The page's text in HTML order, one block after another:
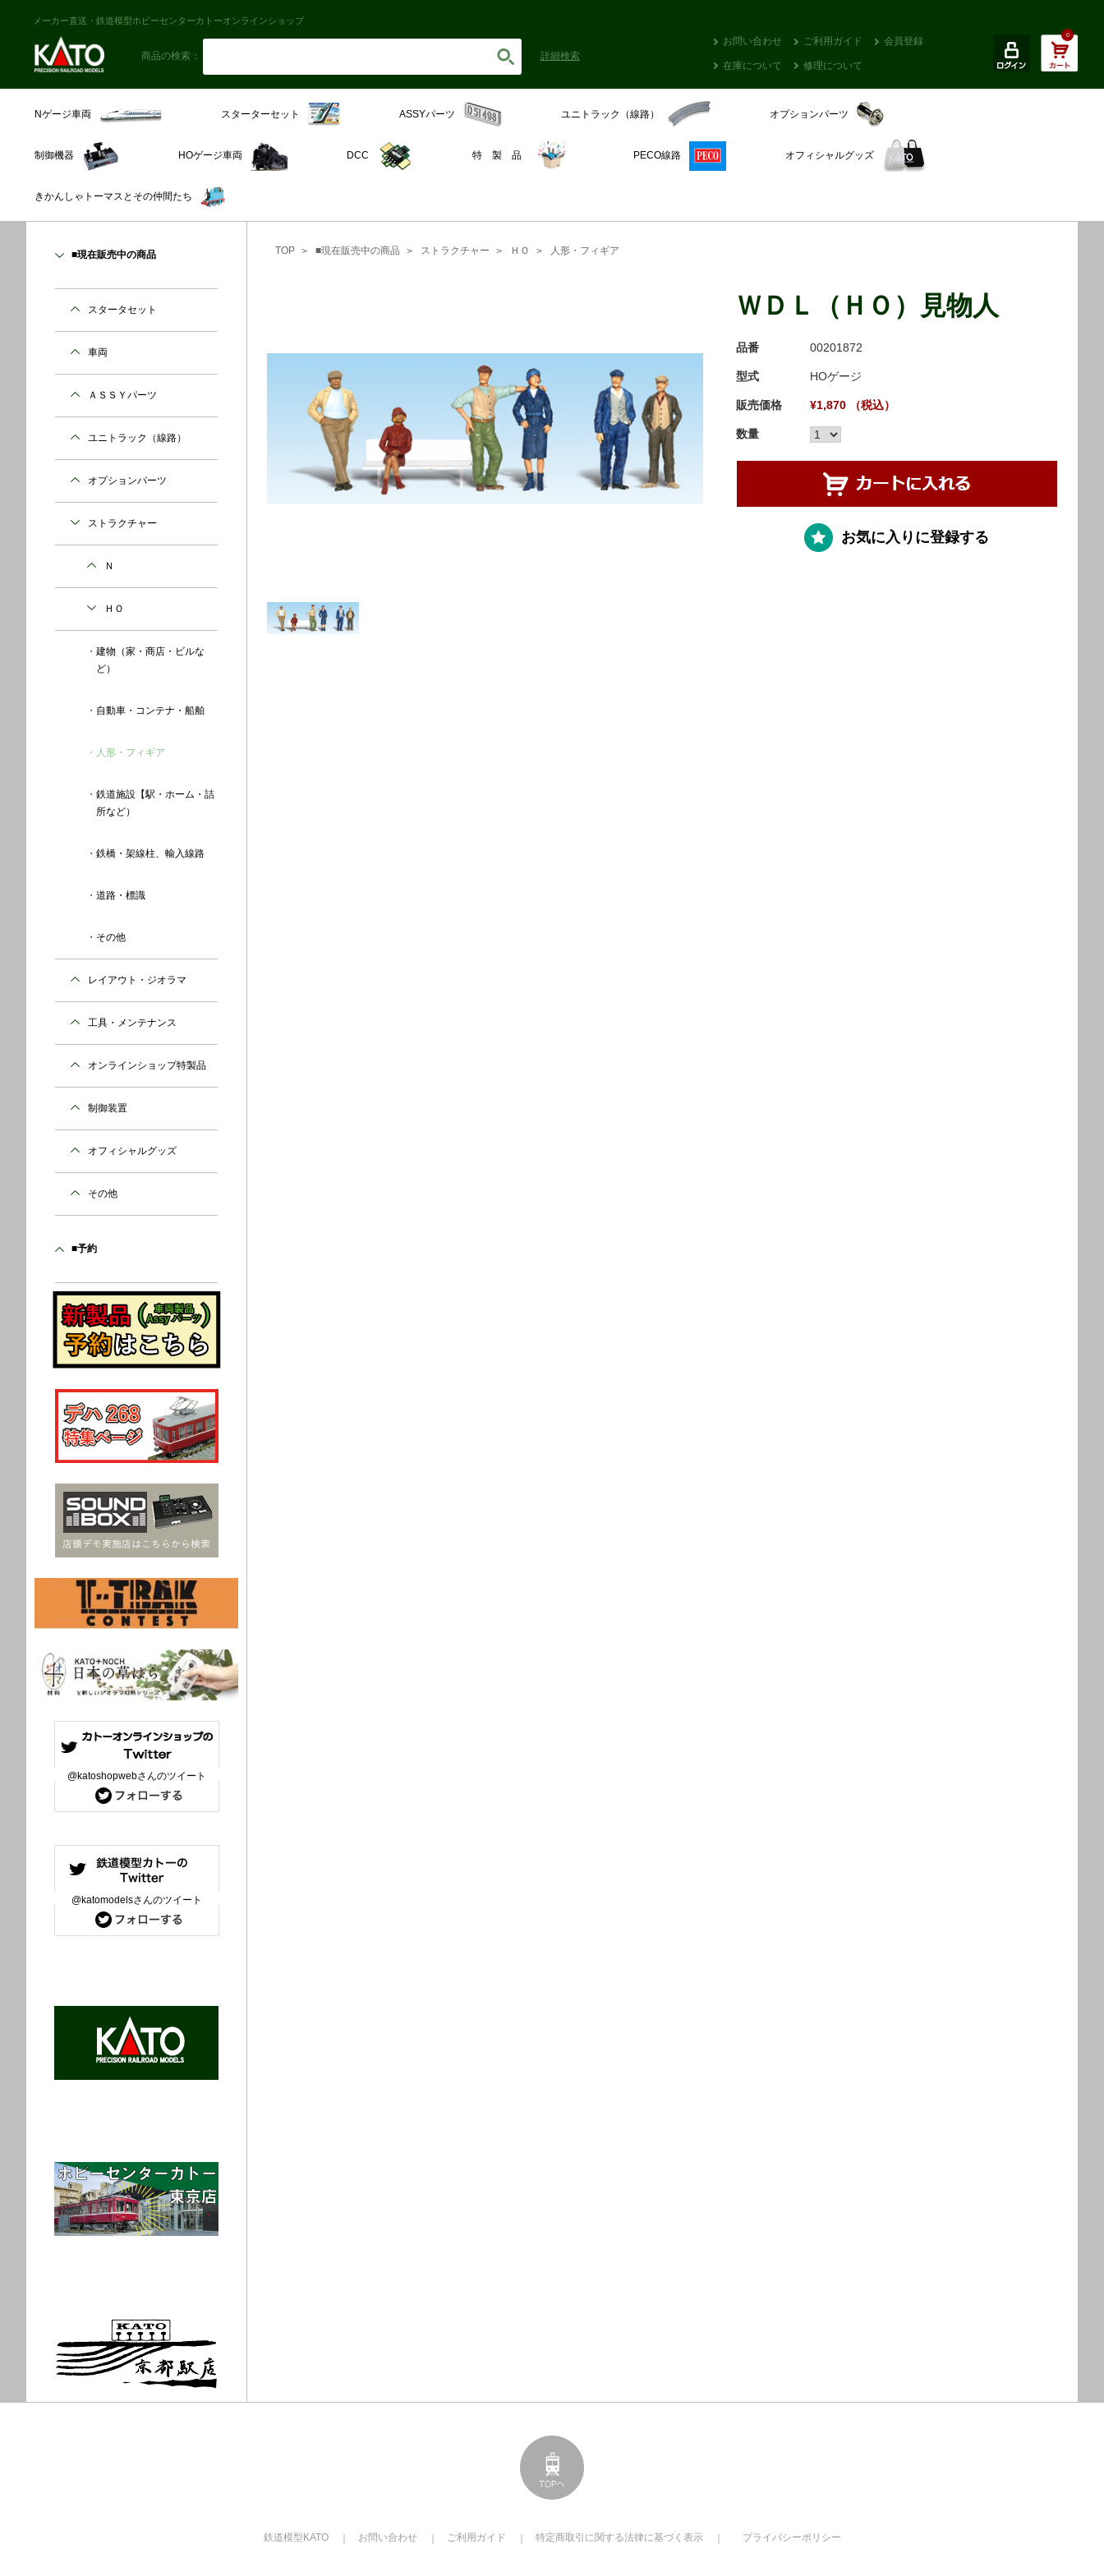
メーカー直送・鉄道模型ホビーセンターカトーオンラインショップ
商品の検索： 詳細検索
お問い合わせ ご利用ガイド 会員登録
在庫について 修理について
0
Nゲージ車両 スターターセット ASSYパーツ ユニトラック（線路） オプションパーツ
制御機器 HOゲージ車両 DCC 特 製 品 PECO線路 オフィシャルグッズ
きかんしゃトーマスとその仲間たち
TOP ■現在販売中の商品 ストラクチャー ＨＯ 人形・フィギア
ＷＤＬ（ＨＯ）見物人
品番 00201872
型式 HOゲージ
販売価格 ¥1,870 （税込）
数量
お気に入りに登録する
■現在販売中の商品
スタータセット
車両
ＡＳＳＹパーツ
ユニトラック（線路）
オプションパーツ
ストラクチャー
Ｎ
ＨＯ
建物（家・商店・ビルな
ど）
自動車・コンテナ・船舶
人形・フィギア
鉄道施設【駅・ホーム・詰
所など）
鉄橋・架線柱、輸入線路
道路・標識
その他
レイアウト・ジオラマ
工具・メンテナンス
オンラインショップ特製品
制御装置
オフィシャルグッズ
その他
■予約
@katoshopwebさんのツイート
@katomodelsさんのツイート
鉄道模型KATO お問い合わせ ご利用ガイド 特定商取引に関する法律に基づく表示 プライバシーポリシー